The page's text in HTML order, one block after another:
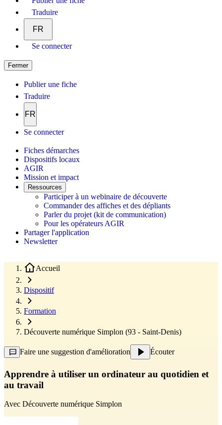
Traduire
FR
Se connecter
Fermer
Publier une fiche
Traduire
FR
Se connecter
Fiches démarches
Dispositifs locaux
AGIR
Mission et impact
Ressources
Participer à un webinaire de découverte
Commander des affiches et des dépliants
Parler du projet (kit de communication)
Pour les opérateurs AGIR
Partager l'application
Newsletter
Accueil
Dispositif
Formation
Découverte numérique Simplon (93 - Saint-Denis)
Faire une suggestion d'amélioration Écouter
Apprendre à utiliser un ordinateur au quotidien et
au travail
Avec Découverte numérique Simplon